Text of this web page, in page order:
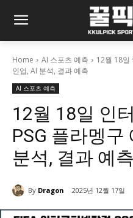
Home AI 스포츠 예측
12월 18일
인업, AI 분석, 결과 예측
AI 스포츠 예측
12월 18일 인
PSG 플라멩구
분석, 결과 예측
By Dragon 2025년 12월 17일